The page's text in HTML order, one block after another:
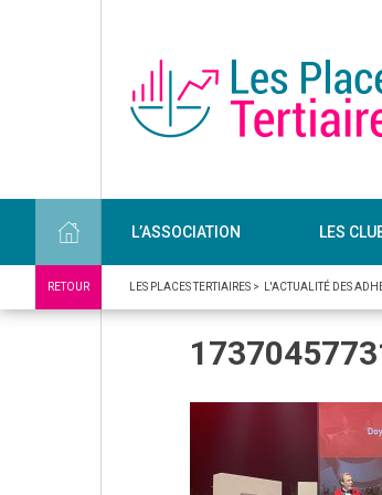
L’ASSOCIATION LES
RETOUR LES PLACES TERTIAIRES > L'ACTUALITÉ DES